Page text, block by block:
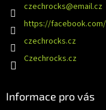
czechrocks@email.cz
https://
czechrocks.cz
Czechrocks.cz
Informace pro vás